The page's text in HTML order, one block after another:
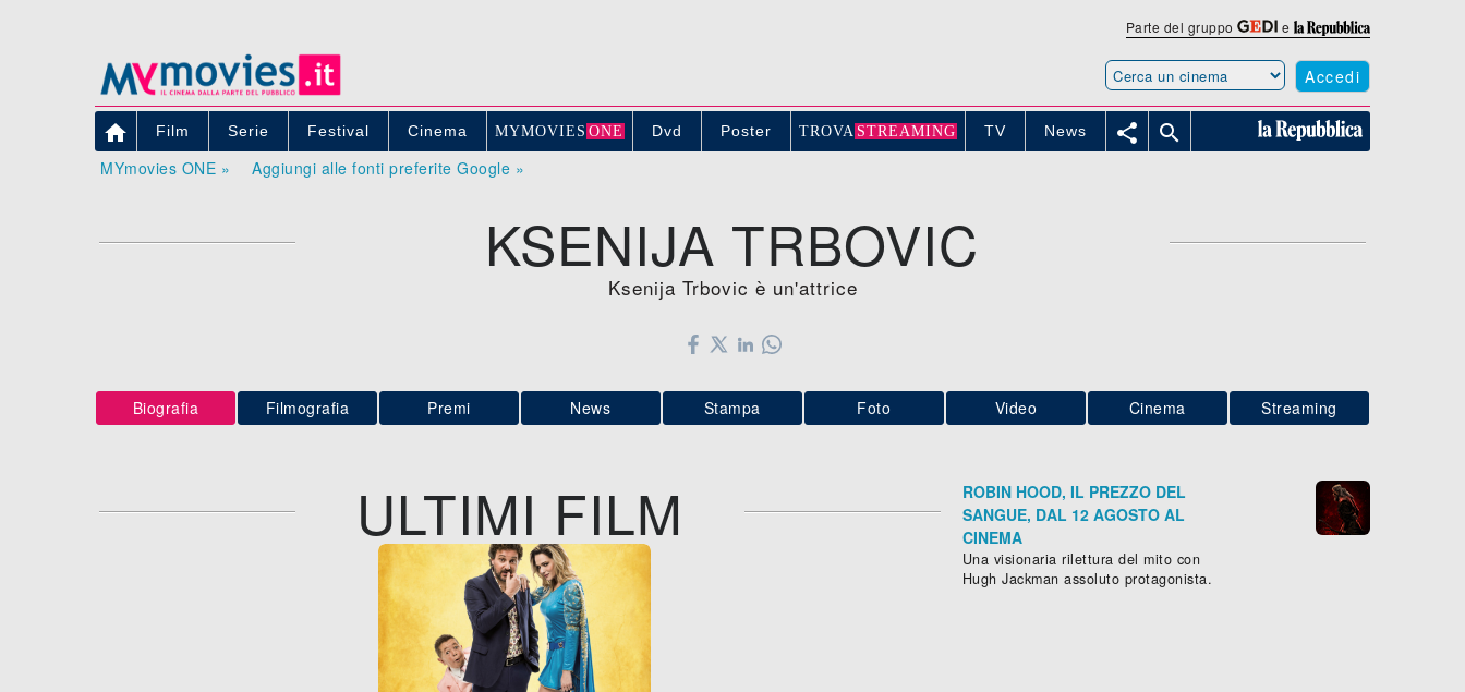
Parte del gruppo e
Accedi
 Film Serie Festival Cinema MYMOVIE S ONE Dvd Poster TROVA STREAMING TV News  
MYmovies ONE » Aggiungi alle fonti preferite Google »
KSENIJA TRBOVIC
Ksenija Trbovic è un'attrice
Biografia Filmografia Premi News Stampa Foto Video Cinema Streaming
ULTIMI FILM
ROBIN HOOD, IL PREZZO DEL
SANGUE, DAL 12 AGOSTO AL
CINEMA
Una visionaria rilettura del mito con
Hugh Jackman assoluto protagonista.